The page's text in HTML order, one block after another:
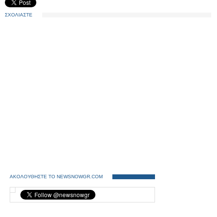
ΣΧΟΛΙΑΣΤΕ
ΑΚΟΛΟΥΘΗΣΤΕ ΤΟ NEWSNOWGR.COM